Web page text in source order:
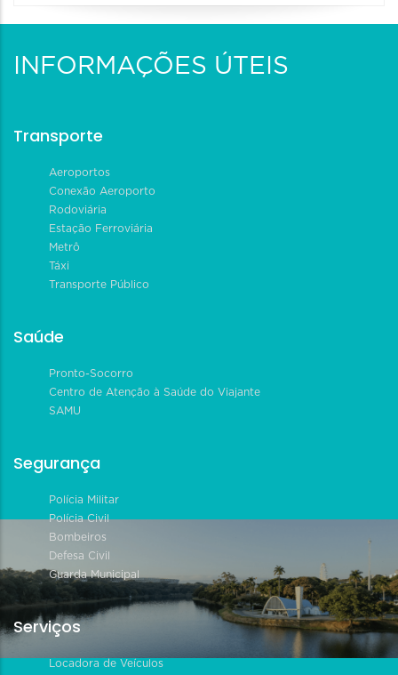
INFORMAÇÕES ÚTEIS
Transporte
Aeroportos
Conexão Aeroporto
Rodoviária
Estação Ferroviária
Metrô
Táxi
Transporte Público
Saúde
Pronto-Socorro
Centro de Atenção à Saúde do Viajante
SAMU
Segurança
Polícia Militar
Polícia Civil
Bombeiros
Defesa Civil
Guarda Municipal
Serviços
Locadora de Veículos